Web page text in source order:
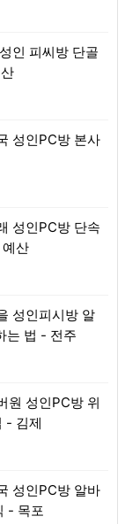
인 피씨방 단골
성인PC방 본사
성인PC방 단속
산
성인피시방 알
는 법 - 전주
원 성인PC방 위
- 김제
성인PC방 알바
- 목포